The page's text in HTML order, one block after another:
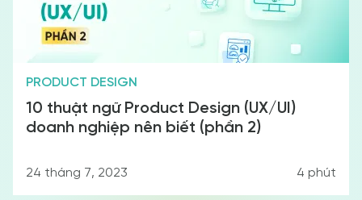
PRODUCT DESIGN
10 thuật ngữ Product Design (UX/UI)
doanh nghiệp nên biết (phần 2)
24 tháng 7, 2023 4 phút